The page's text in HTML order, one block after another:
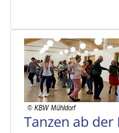
Tanzen ab